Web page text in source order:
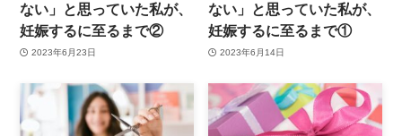
ない」と思っていた私が、
妊娠するに至るまで②
2023年6月23日
ない」と思っていた私が、
妊娠するに至るまで①
2023年6月14日